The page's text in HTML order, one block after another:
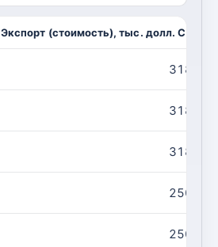
Экспорт (стоимость), тыс. долл. США
318,0
318,0
318,0
250,0
250,0